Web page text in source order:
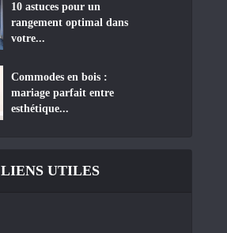
10 astuces pour un
rangement optimal dans
votre...
Commodes en bois :
mariage parfait entre
esthétique...
LIENS UTILES